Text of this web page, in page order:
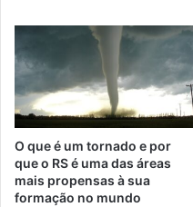
O que é um tornado e por
que o RS é uma das áreas
mais propensas à sua
formação no mundo